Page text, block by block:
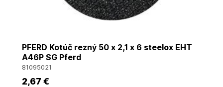
PFERD Kotúč rezný 50 x 2,1 x 6 steelox EHT
A46P SG Pferd
81095021
2,67 €